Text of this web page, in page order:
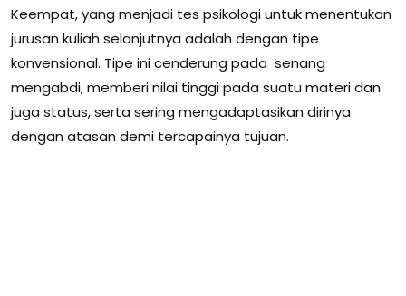
Keempat, yang menjadi tes psikologi untuk menentukan
jurusan kuliah selanjutnya adalah dengan tipe
konvensional. Tipe ini cenderung pada senang
mengabdi, memberi nilai tinggi pada suatu materi dan
juga status, serta sering mengadaptasikan dirinya
dengan atasan demi tercapainya tujuan.